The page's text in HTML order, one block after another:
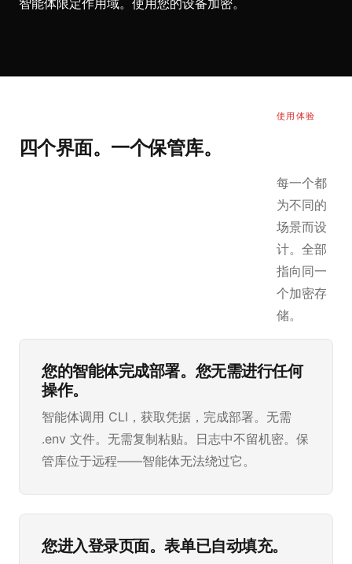
智能体限定作用域。使用您的设备加密。
使用体验
四个界面。一个保管库。
每一个都
为不同的
场景而设
计。全部
指向同一
个加密存
储。
您的智能体完成部署。您无需进行任何
操作。
智能体调用 CLI，获取凭据，完成部署。无需
.env 文件。无需复制粘贴。日志中不留机密。保
管库位于远程——智能体无法绕过它。
您进入登录页面。表单已自动填充。